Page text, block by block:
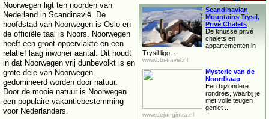
Scandinavian
Mountains Trysil,
Privé Chalets
De knusse privé
chalets en
appartementen in
Trysil ligg...
www.bbi-travel.nl
Mysterie van de
Noordkaap
Een bijzondere
rondreis, waarbij je
met volle teugen
geniet ...
www.dejongintra.nl
Noorwegen ligt ten noorden van
Nederland in Scandinavië. De
hoofdstad van Noorwegen is Oslo en
de officiële taal is Noors. Noorwegen
heeft een groot oppervlakte en een
relatief laag inwoner aantal. Dit houdt
in dat Noorwegen vrij dunbevolkt is en
grote dele van Noorwegen
gedomineerd worden door natuur.
Door de mooie natuur is Noorwegen
een populaire vakantiebestemming
voor Nederlanders.